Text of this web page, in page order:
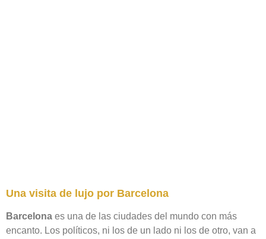
Una visita de lujo por Barcelona
Barcelona es una de las ciudades del mundo con más
encanto. Los políticos, ni los de un lado ni los de otro, van a